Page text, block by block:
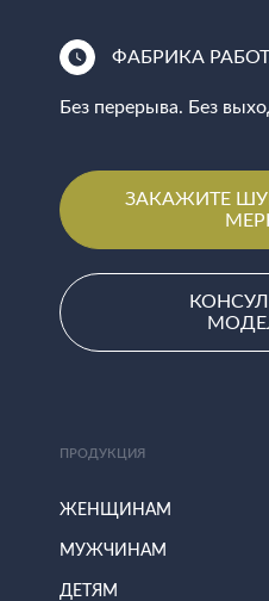
ФАБРИКА
Без перерыва. Без
ЗАКАЖИТЕ
ПРОДУКЦИЯ
ЖЕНЩИНАМ
МУЖЧИНАМ
ДЕТЯМ